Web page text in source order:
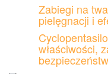
Zabiegi na
pielęgnacji i
właściwości,